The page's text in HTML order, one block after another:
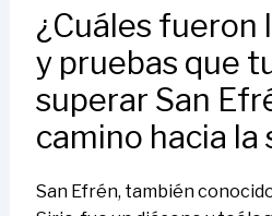
¿Cuáles fueron
y pruebas que
superar San
camino hacia la
San Efrén, también